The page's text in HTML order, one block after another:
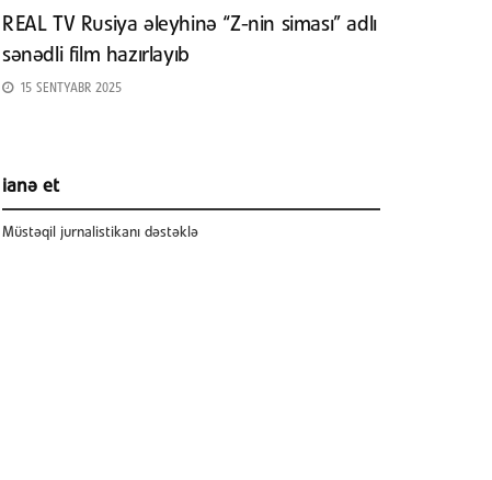
REAL TV Rusiya əleyhinə “Z-nin siması” adlı
sənədli film hazırlayıb
15 SENTYABR 2025
ianə et
Müstəqil jurnalistikanı dəstəklə